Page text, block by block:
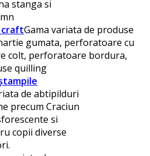
stanga si
Gama variata de produse
gumata, perforatoare cu
colt, perforatoare bordura,
quilling
de abtipilduri
precum Craciun
si
copii diverse